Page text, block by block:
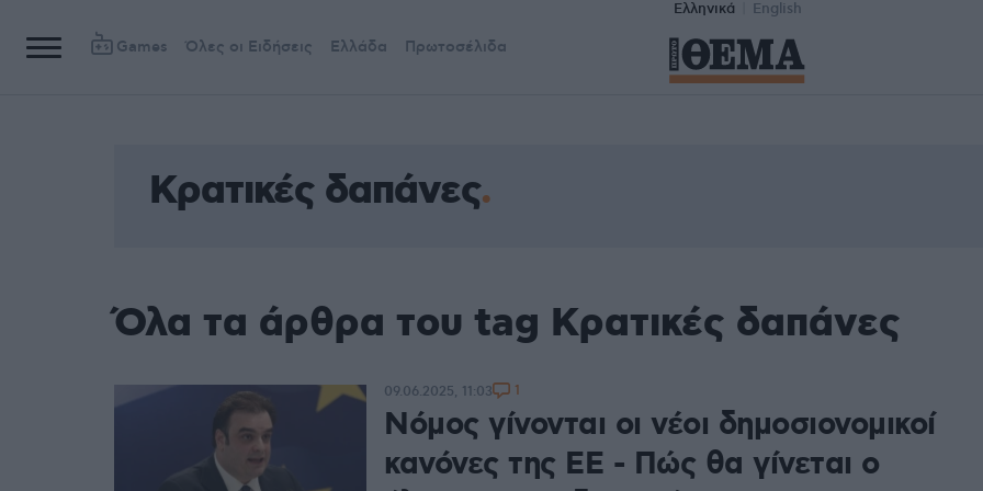
Ελληνικά English
Games Όλες οι Ειδήσεις Ελλάδα Πρωτοσέλιδα
Κρατικές δαπάνες
Όλα τα άρθρα του tag Κρατικές δαπάνες
Νόμος γίνονται οι νέοι δημοσιονομικοί
κανόνες της ΕΕ - Πώς θα γίνεται ο
09.06.2025, 11:03 1